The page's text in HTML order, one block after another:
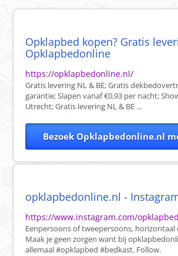
Opklapbed kopen? Gratis
Opklapbedonline
https://opklapbedonline.nl/
Gratis levering NL & BE; Gratis
garantie; Slapen vanaf €0,93 per nacht;
Utrecht; Gratis levering NL & BE ...
Bezoek Opklapbedonline.nl
opklapbedonline.nl -
https://www.instagram.com/
Eenpersoons of tweepersoons, horizontaal
Maak je geen zorgen want bij
allemaal #opklapbed #bedkast. Follow.